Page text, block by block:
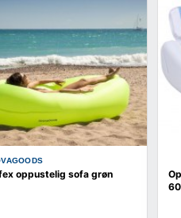
oppustelig sofa grøn